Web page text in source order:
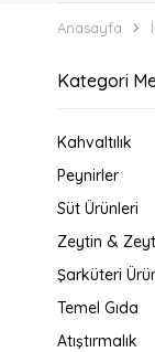
Anasayfa
Kategori
Kahvaltılık
Peynirler
Süt Ürünleri
Zeytin &
Şarküteri
Temel Gıda
Atıştırmalık